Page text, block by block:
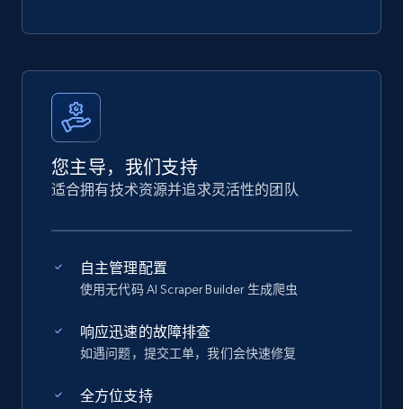
您主导，我们支持
适合拥有技术资源并追求灵活性的团队
自主管理配置
使用无代码 AI Scraper Builder 生成爬虫
响应迅速的故障排查
如遇问题，提交工单，我们会快速修复
全方位支持